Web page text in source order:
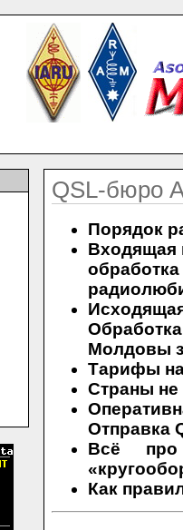
QSL-бюро
Порядок
Входящая
Молдовы
Тарифы
Страны
Отправка
Всё про
Как